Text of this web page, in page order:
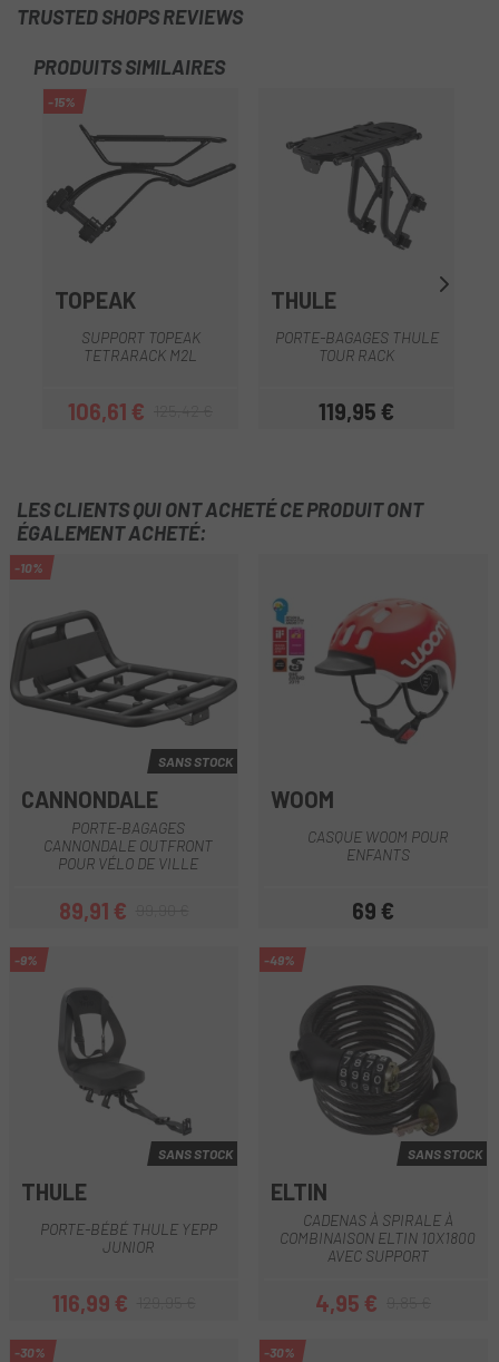
TRUSTED SHOPS REVIEWS
PRODUITS SIMILAIRES
-15%
TOPEAK
SUPPORT TOPEAK
TETRARACK M2L
Prix
106,61 €Prix habituel
THULE
PORTE-BAGAGES THULE
TOUR RACK
Prix
119,95 €
LES CLIENTS QUI ONT ACHETÉ CE PRODUIT ONT
ÉGALEMENT ACHETÉ:
-10%
SANS STOCK
CANNONDALE
PORTE-BAGAGES
CANNONDALE OUTFRONT
POUR VÉLO DE VILLE
Prix
89,91 €Prix habituel
WOOM
CASQUE WOOM POUR
ENFANTS
Prix
69 €
-9%
SANS STOCK
THULE
PORTE-BÉBÉ THULE YEPP
JUNIOR
Prix
116,99 €Prix habituel
-49%
SANS STOCK
ELTIN
CADENAS À SPIRALE À
COMBINAISON ELTIN 10X1800
AVEC SUPPORT
Prix
4,95 €Prix habituel
-30% -30%